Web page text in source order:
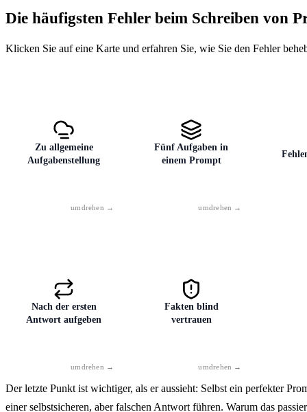
Die häufigsten Fehler beim Schreiben von
Klicken Sie auf eine Karte und erfahren Sie, wie Sie den Fehler
Zu allgemeine
Aufgabenstellung
Thema, Publikum,
Länge und Ziel — sonst
ergänzt die KI die
Details selbst, und das
Fünf Aufgaben in
einem Prompt
übersetzen … Teilen Sie
die Arbeit in Schritte
auf — ein Prompt, eine
Nach der ersten
Antwort aufgeben
Fakten blind
vertrauen
Der letzte Punkt ist wichtiger, als er aussieht: Selbst ein perfekter
einer selbstsicheren, aber falschen Antwort führen. Warum das